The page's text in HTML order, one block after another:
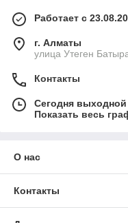
Работает с
г. Алматы
улица Утеген
Контакты
Сегодня выходной
Показать весь
О нас
Контакты